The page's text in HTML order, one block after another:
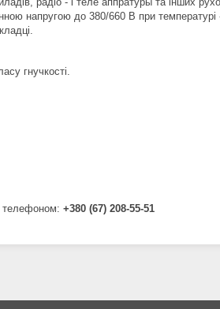
напругою до 380/660 В при
гнучкості.
телефоном: +380 (67) 208-55-51